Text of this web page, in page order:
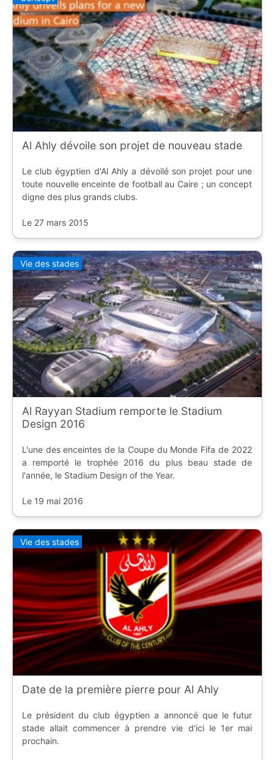
Al Ahly dévoile son projet de nouveau stade
Le club égyptien d'Al Ahly a dévoilé son projet pour une
toute nouvelle enceinte de football au Caire ; un concept
digne des plus grands clubs.
Le 27 mars 2015
Vie des stades
Al Rayyan Stadium remporte le Stadium
Design 2016
L'une des enceintes de la Coupe du Monde Fifa de 2022
a remporté le trophée 2016 du plus beau stade de
l'année, le Stadium Design of the Year.
Le 19 mai 2016
Vie des stades
Date de la première pierre pour Al Ahly
Le président du club égyptien a annoncé que le futur
stade allait commencer à prendre vie d'ici le 1er mai
prochain.